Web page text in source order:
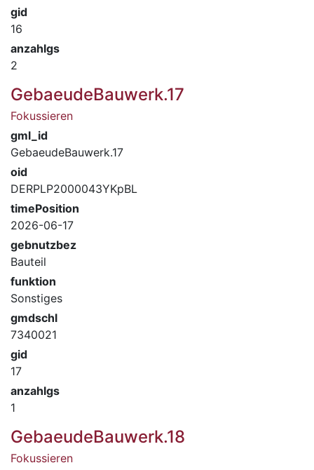
gid
16
anzahlgs
2
GebaeudeBauwerk.17
Fokussieren
gml_id
GebaeudeBauwerk.17
oid
DERPLP2000043YKpBL
timePosition
2026-06-17
gebnutzbez
Bauteil
funktion
Sonstiges
gmdschl
7340021
gid
17
anzahlgs
1
GebaeudeBauwerk.18
Fokussieren